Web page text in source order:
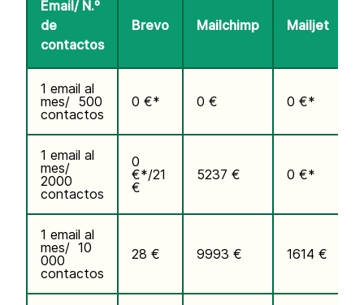
Email/ N.º
de
contactos
Brevo Mailchimp Mailjet
1 email al
mes/ 500
contactos
0 €* 0 € 0 €*
1 email al
mes/
2000
contactos
0
€*/21
€
5237 € 0 €*
1 email al
mes/ 10
000
contactos
28 € 9993 € 1614 €